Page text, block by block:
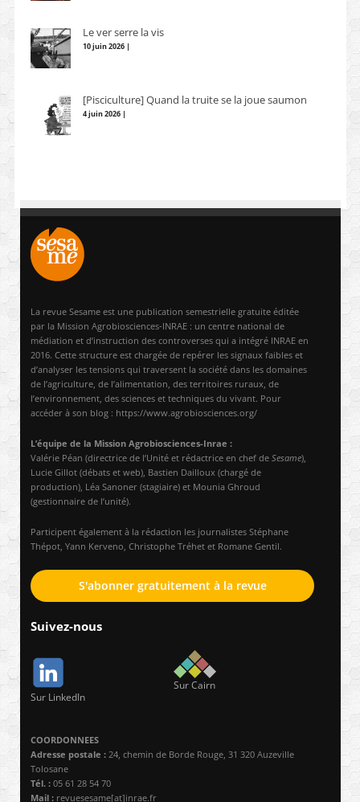
Le ver serre la vis
10 juin 2026 |
[Pisciculture] Quand la truite se la joue saumon
4 juin 2026 |
La revue Sesame est une publication semestrielle gratuite éditée
par la Mission Agrobiosciences-INRAE : un centre national de
médiation et d’instruction des controverses qui a intégré INRAE en
2016. Cette structure est chargée de repérer les signaux faibles et
d’analyser les tensions qui traversent la société dans les domaines
de l’agriculture, de l’alimentation, des territoires ruraux, de
l’environnement, des sciences et techniques du vivant. Pour
accéder à son blog : https://www.agrobiosciences.org/
L’équipe de la Mission Agrobiosciences-Inrae :
Valérie Péan (directrice de l’Unité et rédactrice en chef de Sesame),
Lucie Gillot (débats et web), Bastien Dailloux (chargé de
production), Léa Sanoner (stagiaire) et Mounia Ghroud
(gestionnaire de l’unité).
Participent également à la rédaction les journalistes Stéphane
Thépot, Yann Kerveno, Christophe Tréhet et Romane Gentil.
S'abonner gratuitement à la revue
Suivez-nous
Sur LinkedIn
Sur Cairn
COORDONNEES
Adresse postale : 24, chemin de Borde Rouge, 31 320 Auzeville
Tolosane
Tél. : 05 61 28 54 70
Mail : revuesesame[at]inrae.fr